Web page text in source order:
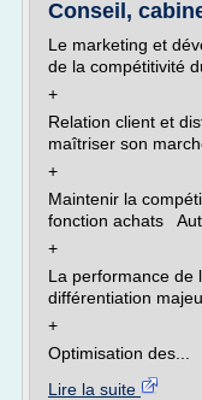
Conseil,
Le marketing et
de la compétitivité
+
Relation client et
maîtriser son
+
Maintenir la
fonction achats
+
La performance de
différentiation
+
Optimisation des...
Lire la suite